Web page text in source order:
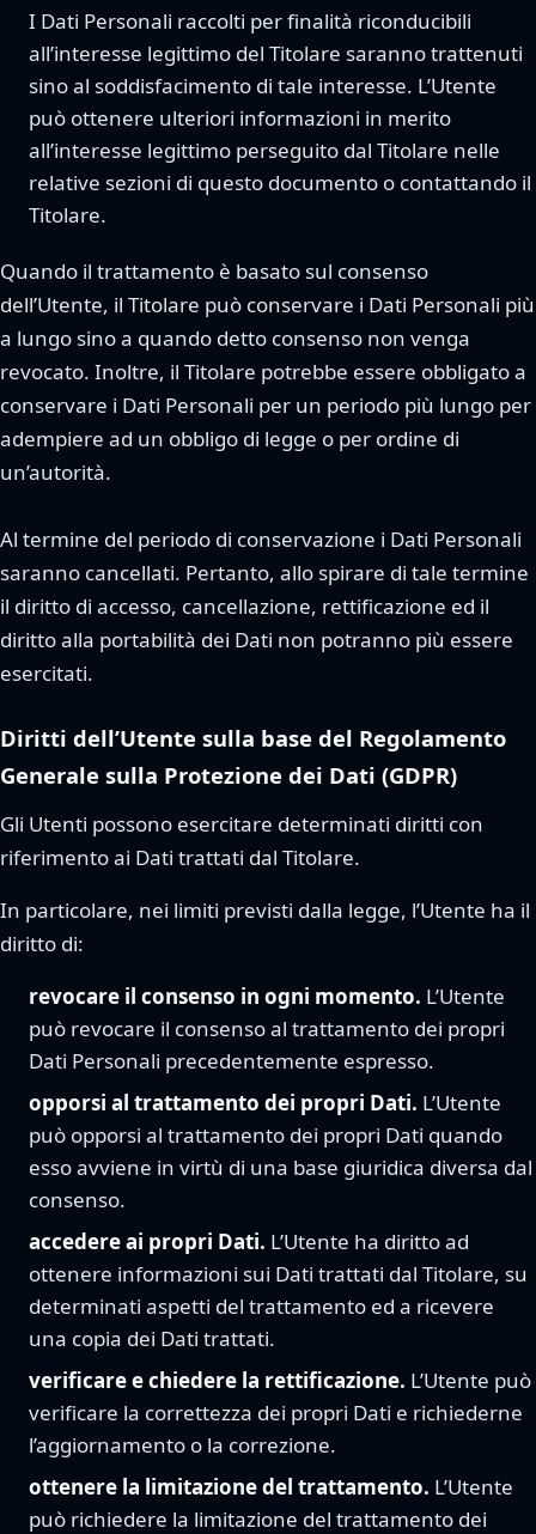
I Dati Personali raccolti per finalità riconducibili
all’interesse legittimo del Titolare saranno trattenuti
sino al soddisfacimento di tale interesse. L’Utente
può ottenere ulteriori informazioni in merito
all’interesse legittimo perseguito dal Titolare nelle
relative sezioni di questo documento o contattando il
Titolare.
Quando il trattamento è basato sul consenso
dell’Utente, il Titolare può conservare i Dati Personali più
a lungo sino a quando detto consenso non venga
revocato. Inoltre, il Titolare potrebbe essere obbligato a
conservare i Dati Personali per un periodo più lungo per
adempiere ad un obbligo di legge o per ordine di
un’autorità.
Al termine del periodo di conservazione i Dati Personali
saranno cancellati. Pertanto, allo spirare di tale termine
il diritto di accesso, cancellazione, rettificazione ed il
diritto alla portabilità dei Dati non potranno più essere
esercitati.
Diritti dell’Utente sulla base del Regolamento
Generale sulla Protezione dei Dati (GDPR)
Gli Utenti possono esercitare determinati diritti con
riferimento ai Dati trattati dal Titolare.
In particolare, nei limiti previsti dalla legge, l’Utente ha il
diritto di:
revocare il consenso in ogni momento. L’Utente
può revocare il consenso al trattamento dei propri
Dati Personali precedentemente espresso.
opporsi al trattamento dei propri Dati. L’Utente
può opporsi al trattamento dei propri Dati quando
esso avviene in virtù di una base giuridica diversa dal
consenso.
accedere ai propri Dati. L’Utente ha diritto ad
ottenere informazioni sui Dati trattati dal Titolare, su
determinati aspetti del trattamento ed a ricevere
una copia dei Dati trattati.
verificare e chiedere la rettificazione. L’Utente può
verificare la correttezza dei propri Dati e richiederne
l’aggiornamento o la correzione.
ottenere la limitazione del trattamento. L’Utente
può richiedere la limitazione del trattamento dei